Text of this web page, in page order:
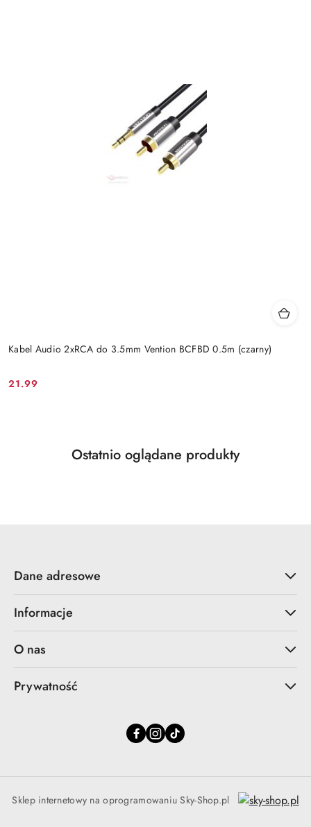
Kabel Audio 2xRCA do 3.5mm Vention BCFBD 0.5m (czarny)
Cena:
21.99
Pomiń karuzelę produktów
Produkty
Ostatnio oglądane produkty
Dane adresowe
Informacje
O nas
Prywatność
Sklep internetowy na oprogramowaniu Sky-Shop.pl